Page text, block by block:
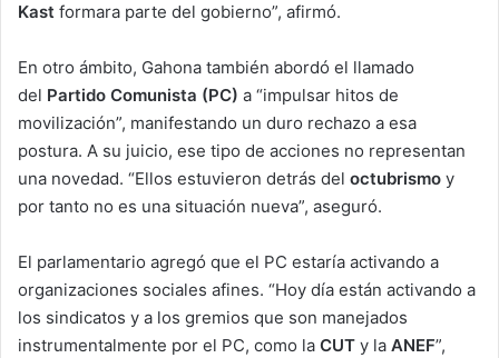
Kast formara parte del gobierno”, afirmó.
En otro ámbito, Gahona también abordó el llamado
del Partido Comunista (PC) a “impulsar hitos de
movilización”, manifestando un duro rechazo a esa
postura. A su juicio, ese tipo de acciones no representan
una novedad. “Ellos estuvieron detrás del octubrismo y
por tanto no es una situación nueva”, aseguró.
El parlamentario agregó que el PC estaría activando a
organizaciones sociales afines. “Hoy día están activando a
los sindicatos y a los gremios que son manejados
instrumentalmente por el PC, como la CUT y la ANEF”,